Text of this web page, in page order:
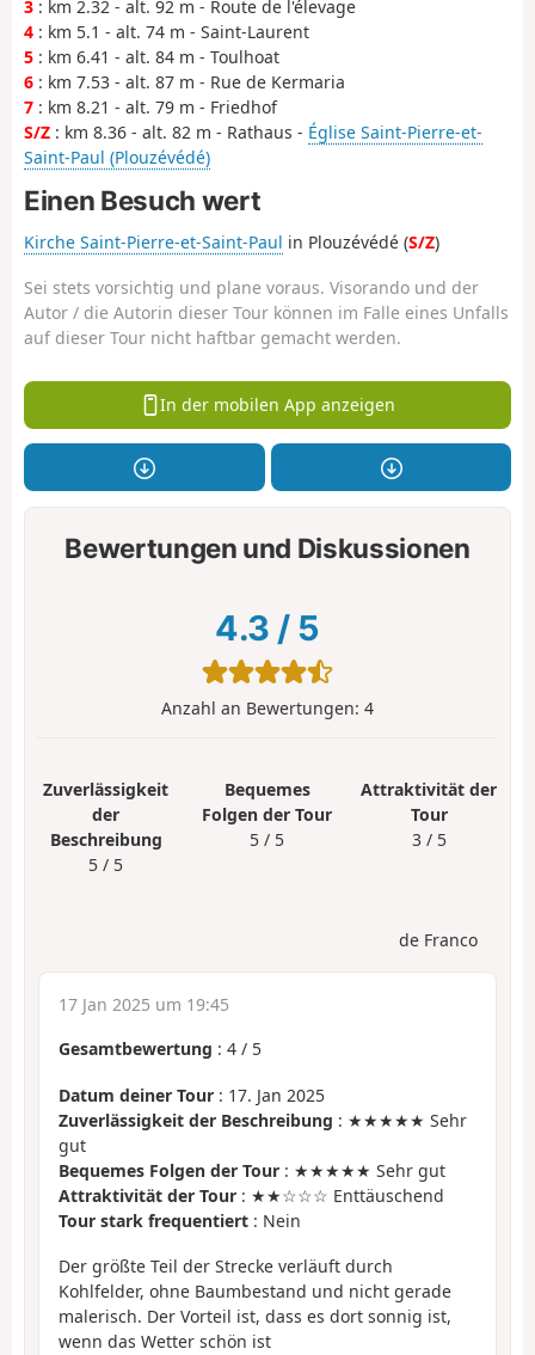
3 : km 2.32 - alt. 92 m - Route de l'élevage
4 : km 5.1 - alt. 74 m - Saint-Laurent
5 : km 6.41 - alt. 84 m - Toulhoat
6 : km 7.53 - alt. 87 m - Rue de Kermaria
7 : km 8.21 - alt. 79 m - Friedhof
S/Z : km 8.36 - alt. 82 m - Rathaus - Église Saint-Pierre-et-
Saint-Paul (Plouzévédé)
Einen Besuch wert
Kirche Saint-Pierre-et-Saint-Paul in Plouzévédé (S/Z)
Sei stets vorsichtig und plane voraus. Visorando und der
Autor / die Autorin dieser Tour können im Falle eines Unfalls
auf dieser Tour nicht haftbar gemacht werden.
In der mobilen App anzeigen
Bewertungen und Diskussionen
4.3 / 5
Anzahl an Bewertungen: 4
Zuverlässigkeit
der
Beschreibung
5 / 5
Bequemes
Folgen der Tour
5 / 5
Attraktivität der
Tour
3 / 5
de Franco
17 Jan 2025 um 19:45
Gesamtbewertung : 4 / 5
Datum deiner Tour : 17. Jan 2025
Zuverlässigkeit der Beschreibung : ★★★★★ Sehr
gut
Bequemes Folgen der Tour : ★★★★★ Sehr gut
Attraktivität der Tour : ★★☆☆☆ Enttäuschend
Tour stark frequentiert : Nein
Der größte Teil der Strecke verläuft durch
Kohlfelder, ohne Baumbestand und nicht gerade
malerisch. Der Vorteil ist, dass es dort sonnig ist,
wenn das Wetter schön ist